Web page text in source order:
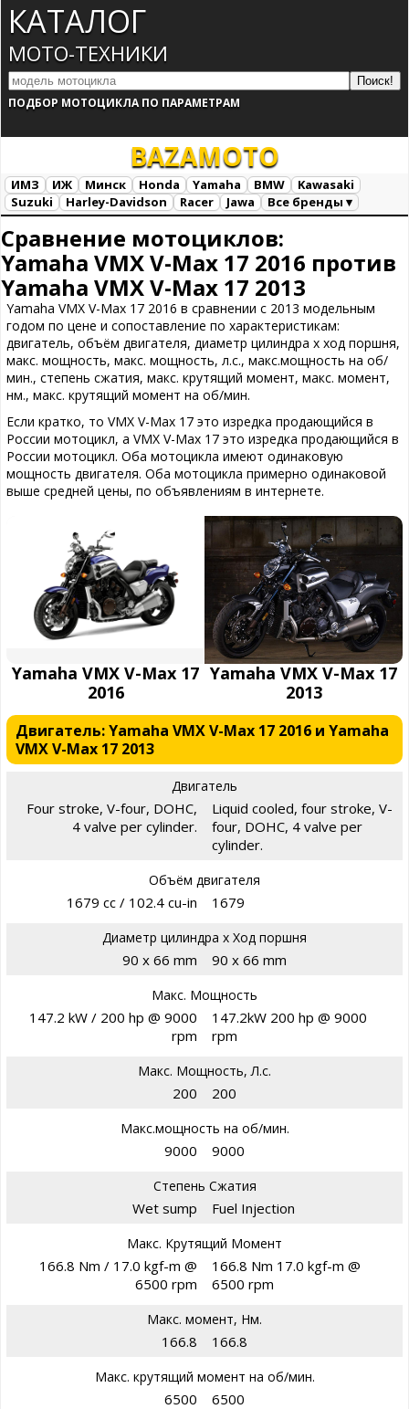
КАТАЛОГ
МОТО-ТЕХНИКИ
ПОДБОР МОТОЦИКЛА ПО ПАРАМЕТРАМ
BAZAMOTO
ИМЗ ИЖ Минск Honda Yamaha BMW
Kawasaki
Suzuki
Harley-Davidson Racer Jawa
Все бренды ▾
Сравнение мотоциклов:
Yamaha VMX V-Max 17 2016 против
Yamaha VMX V-Max 17 2013
Yamaha VMX V-Max 17 2016 в сравнении с 2013 модельным
годом по цене и сопоставление по характеристикам:
двигатель, объём двигателя, диаметр цилиндра х ход поршня,
макс. мощность, макс. мощность, л.с., макс.мощность на об/
мин., степень сжатия, макс. крутящий момент, макс. момент,
нм., макс. крутящий момент на об/мин.
Если кратко, то VMX V-Max 17 это изредка продающийся в
России мотоцикл, а VMX V-Max 17 это изредка продающийся в
России мотоцикл. Оба мотоцикла имеют одинаковую
мощность двигателя. Оба мотоцикла примерно одинаковой
выше средней цены, по объявлениям в интернете.
Yamaha VMX V-Max 17
2016
Yamaha VMX V-Max 17
2013
Двигатель: Yamaha VMX V-Max 17 2016 и Yamaha
VMX V-Max 17 2013
Двигатель
Four stroke, V-four, DOHC,
4 valve per cylinder.
Liquid cooled, four stroke, V-
four, DOHC, 4 valve per
cylinder.
Объём двигателя
1679 cc / 102.4 cu-in 1679
Диаметр цилиндра х Ход поршня
90 x 66 mm 90 x 66 mm
Макс. Мощность
147.2 kW / 200 hp @ 9000
rpm
147.2kW 200 hp @ 9000
rpm
Макс. Мощность, Л.с.
200 200
Макс.мощность на об/мин.
9000 9000
Степень Сжатия
Wet sump Fuel Injection
Макс. Крутящий Момент
166.8 Nm / 17.0 kgf-m @
6500 rpm
166.8 Nm 17.0 kgf-m @
6500 rpm
Макс. момент, Нм.
166.8 166.8
Макс. крутящий момент на об/мин.
6500 6500